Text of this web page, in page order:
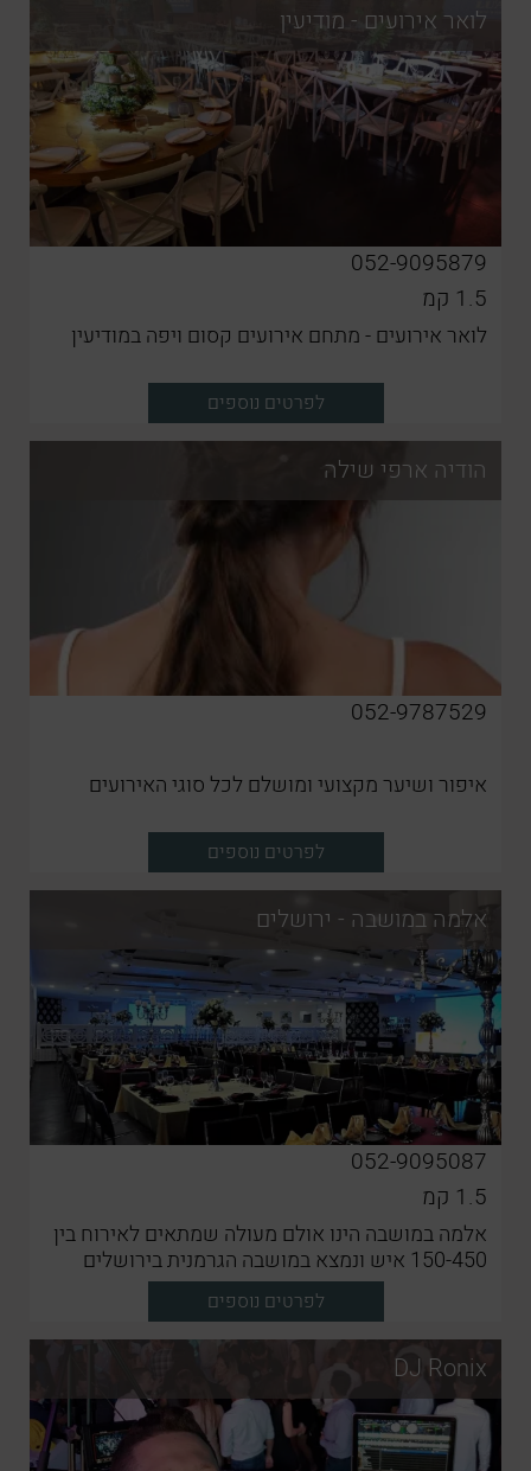
לואר אירועים - מודיעין
052-9095879
1.5 קמ
לואר אירועים - מתחם אירועים קסום ויפה במודיעין
לפרטים נוספים
הודיה ארפי שילה
052-9787529
איפור ושיער מקצועי ומושלם לכל סוגי האירועים
לפרטים נוספים
אלמה במושבה - ירושלים
052-9095087
1.5 קמ
אלמה במושבה הינו אולם מעולה שמתאים לאירוח בין
150-450 איש ונמצא במושבה הגרמנית בירושלים
לפרטים נוספים
DJ Ronix